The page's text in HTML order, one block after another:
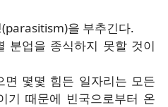
을 부추긴다.
분업을 종식하지 못할 것이
면 몇몇 힘든 일자리는 모든
기 때문에 빈국으로부터 온